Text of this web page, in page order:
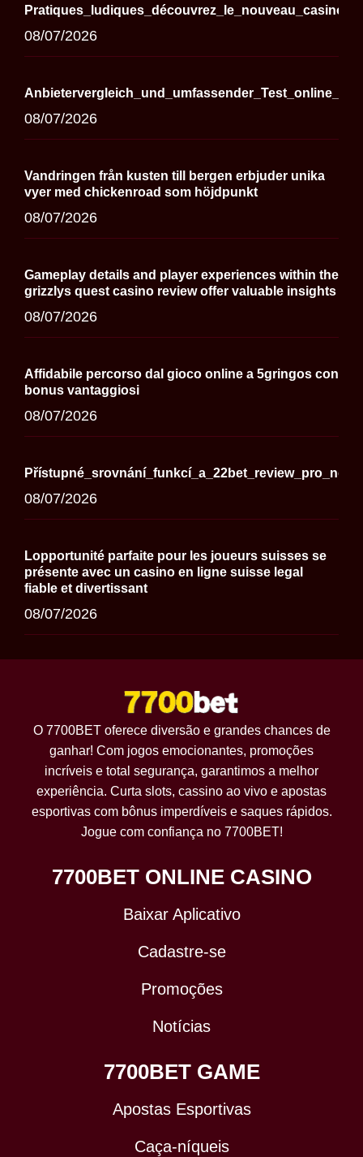
08/07/2026
08/07/2026
Vandringen från kusten till bergen erbjuder unika
vyer med chickenroad som höjdpunkt
08/07/2026
Gameplay details and player experiences within the
grizzlys quest casino review offer valuable insights
08/07/2026
Affidabile percorso dal gioco online a 5gringos con
bonus vantaggiosi
08/07/2026
08/07/2026
Lopportunité parfaite pour les joueurs suisses se
présente avec un casino en ligne suisse legal
fiable et divertissant
08/07/2026
O 7700BET oferece diversão e grandes chances de
ganhar! Com jogos emocionantes, promoções
incríveis e total segurança, garantimos a melhor
experiência. Curta slots, cassino ao vivo e apostas
esportivas com bônus imperdíveis e saques rápidos.
Jogue com confiança no 7700BET!
7700BET ONLINE CASINO
Baixar Aplicativo
Cadastre-se
Promoções
Notícias
7700BET GAME
Apostas Esportivas
Caça-níqueis